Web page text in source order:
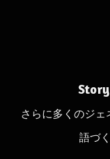
さらに多くのジ
語づ